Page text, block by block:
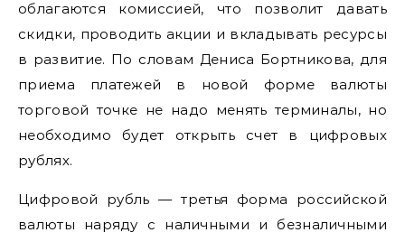
облагаются комиссией, что позволит давать
скидки, проводить акции и вкладывать ресурсы
в развитие. По словам Дениса Бортникова, для
приема платежей в новой форме валюты
торговой точке не надо менять терминалы, но
необходимо будет открыть счет в цифровых
рублях.
Цифровой рубль — третья форма российской
валюты наряду с наличными и безналичными